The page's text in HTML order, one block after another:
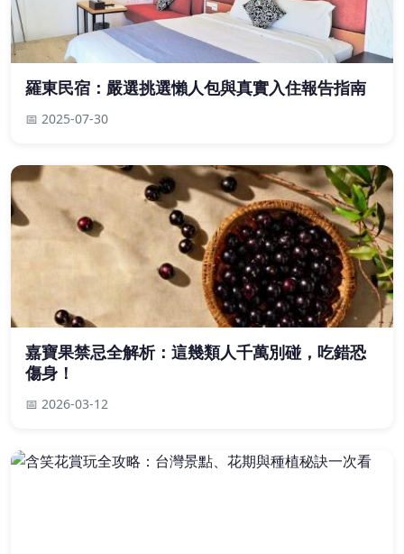
羅東民宿：嚴選挑選懶人包與真實入住報告指南
📅 2025-07-30
嘉寶果禁忌全解析：這幾類人千萬別碰，吃錯恐
傷身！
📅 2026-03-12